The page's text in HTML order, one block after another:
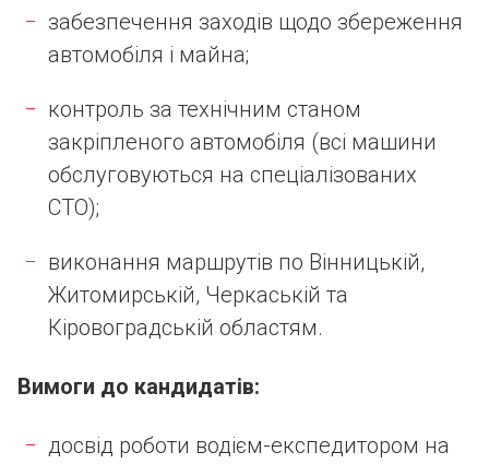
забезпечення заходів щодо збереження
автомобіля і майна;
контроль за технічним станом
закріпленого автомобіля (всі машини
обслуговуються на спеціалізованих
СТО);
виконання маршрутів по Вінницькій,
Житомирській, Черкаській та
Кіровоградській областям.
Вимоги до кандидатів:
досвід роботи водієм-експедитором на